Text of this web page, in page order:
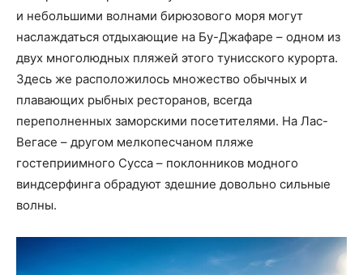
и небольшими волнами бирюзового моря могут
наслаждаться отдыхающие на Бу-Джафаре – одном из
двух многолюдных пляжей этого тунисского курорта.
Здесь же расположилось множество обычных и
плавающих рыбных ресторанов, всегда
переполненных заморскими посетителями. На Лас-
Вегасе – другом мелкопесчаном пляже
гостеприимного Сусса – поклонников модного
виндсерфинга обрадуют здешние довольно сильные
волны.